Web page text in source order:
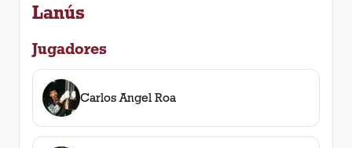
Lanús
Jugadores
Carlos Angel Roa